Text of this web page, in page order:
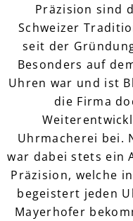
Präzision sind
Schweizer
seit der
Besonders auf
Uhren war und ist
die Firma
Uhrmacherei bei.
war dabei stets ein
Präzision, welche
begeistert jeden
Mayerhofer